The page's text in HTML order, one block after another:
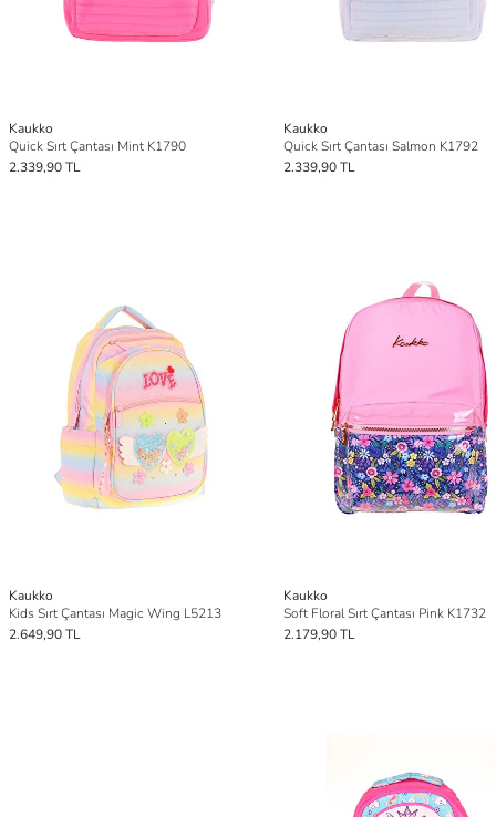
Kaukko
Quick Sırt Çantası Mint K1790
2.339,90 TL
Kaukko
Quick Sırt Çantası Salmon K1792
2.339,90 TL
Kaukko
Kids Sırt Çantası Magic Wing L5213
2.649,90 TL
Kaukko
Soft Floral Sırt Çantası Pink K1732
2.179,90 TL